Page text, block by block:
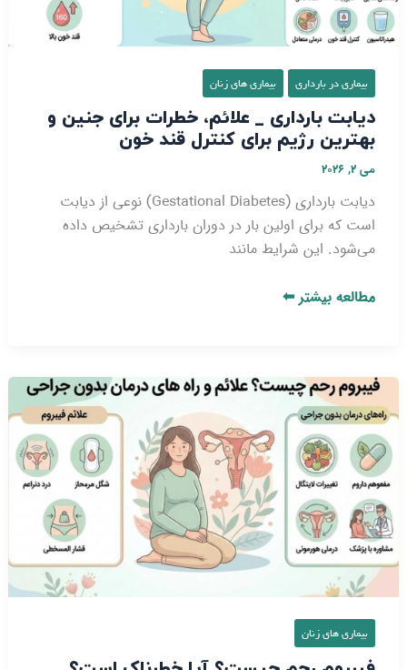
بیماری در بارداری بیماری‌ های زنان
دیابت بارداری _ علائم، خطرات برای جنین و
بهترین رژیم برای کنترل قند خون
می 2, 2026
دیابت بارداری (Gestational Diabetes) نوعی از دیابت
است که برای اولین بار در دوران بارداری تشخیص داده
می‌شود. این شرایط مانند
بهترین
رژیم
برای
کنترل
قند
خون
مطالعه بیشتر ⬅
بیماری‌ های زنان
فیبروم
رحم
چیست؟
آیا
خطرناک
است؟
(علائم
و
راه‌
های
درمان
بدون